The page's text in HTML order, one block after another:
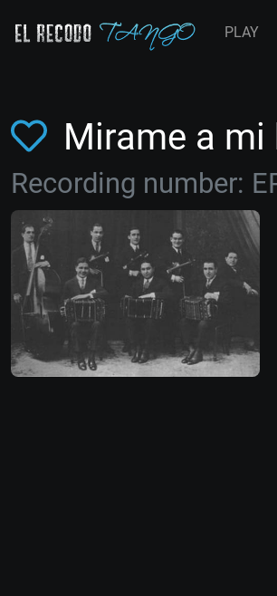
PLAY
Mirame a mi
Recording number: